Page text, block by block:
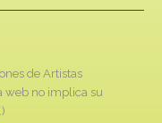
de Artistas
web no implica su